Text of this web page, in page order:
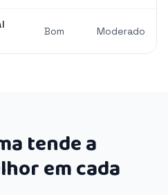
Bom Moderado
tende a
em cada